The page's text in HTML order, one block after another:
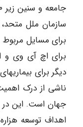
سازمان ملل
برای مسایل
ناشی از درک
جهان است. این در